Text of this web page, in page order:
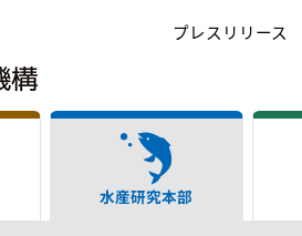
プレスリリース
水産研究本部